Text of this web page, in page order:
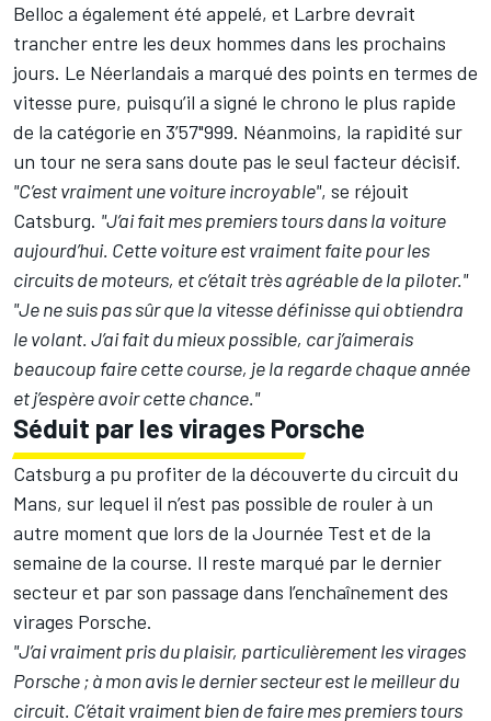
Belloc a également été appelé, et Larbre devrait
trancher entre les deux hommes dans les prochains
jours. Le Néerlandais a marqué des points en termes de
vitesse pure, puisqu’il a signé le chrono le plus rapide
de la catégorie en 3’57"999. Néanmoins, la rapidité sur
un tour ne sera sans doute pas le seul facteur décisif.
"C’est vraiment une voiture incroyable", se réjouit
Catsburg. "J’ai fait mes premiers tours dans la voiture
aujourd’hui. Cette voiture est vraiment faite pour les
circuits de moteurs, et c’était très agréable de la piloter."
"Je ne suis pas sûr que la vitesse définisse qui obtiendra
le volant. J’ai fait du mieux possible, car j’aimerais
beaucoup faire cette course, je la regarde chaque année
et j’espère avoir cette chance."
Séduit par les virages Porsche
Catsburg a pu profiter de la découverte du circuit du
Mans, sur lequel il n’est pas possible de rouler à un
autre moment que lors de la Journée Test et de la
semaine de la course. Il reste marqué par le dernier
secteur et par son passage dans l’enchaînement des
virages Porsche.
"J’ai vraiment pris du plaisir, particulièrement les virages
Porsche ; à mon avis le dernier secteur est le meilleur du
circuit. C’était vraiment bien de faire mes premiers tours